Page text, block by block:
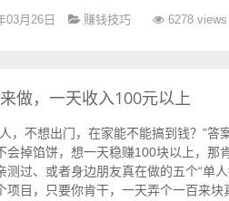
03月26日 赚钱技巧 6278 views
做，一天收入100元以上
，不想出门，在家能不能搞到钱？”答
会掉馅饼，想一天稳赚100块以上，那
测过、或者身边朋友真在做的五个“单
项目，只要你肯干，一天弄个一百来块